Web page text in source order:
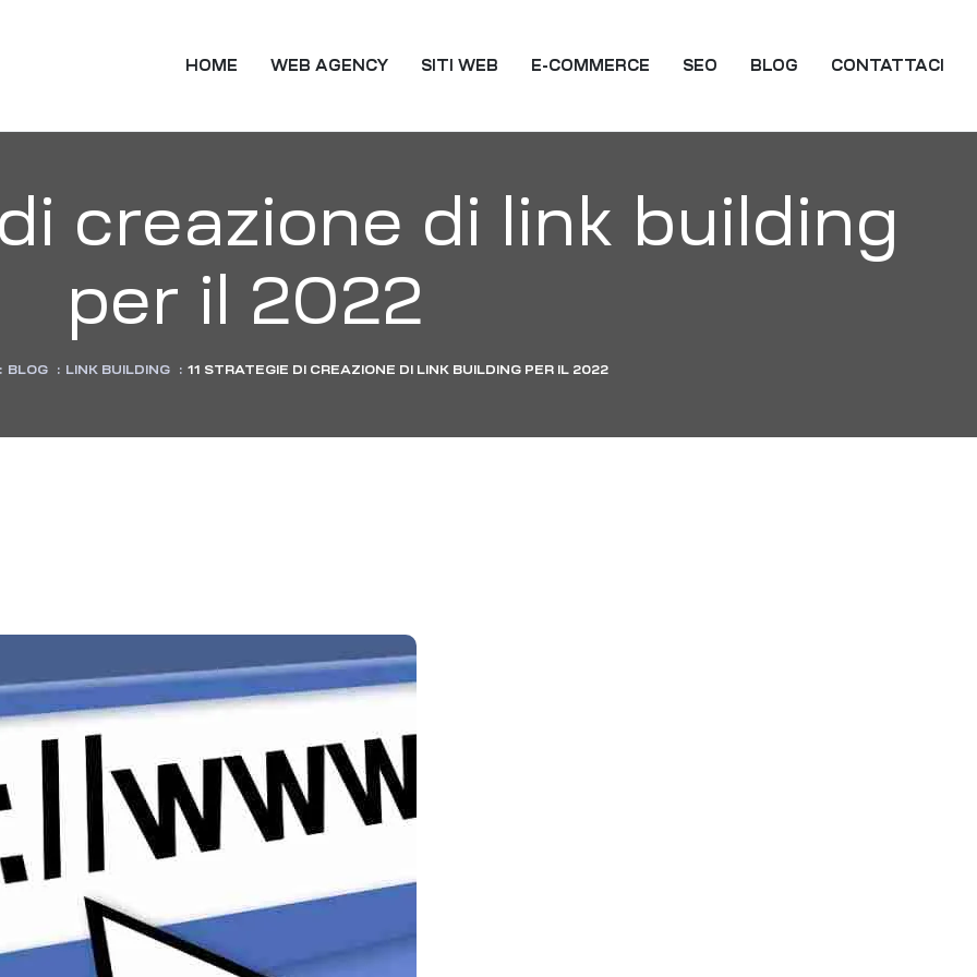
HOME WEB AGENCY SITI WEB E-COMMERCE SEO BLOG CONTATTACI
creazione di link building
per il 2022
: BLOG : LINK BUILDING : 11 STRATEGIE DI CREAZIONE DI LINK BUILDING PER IL 2022